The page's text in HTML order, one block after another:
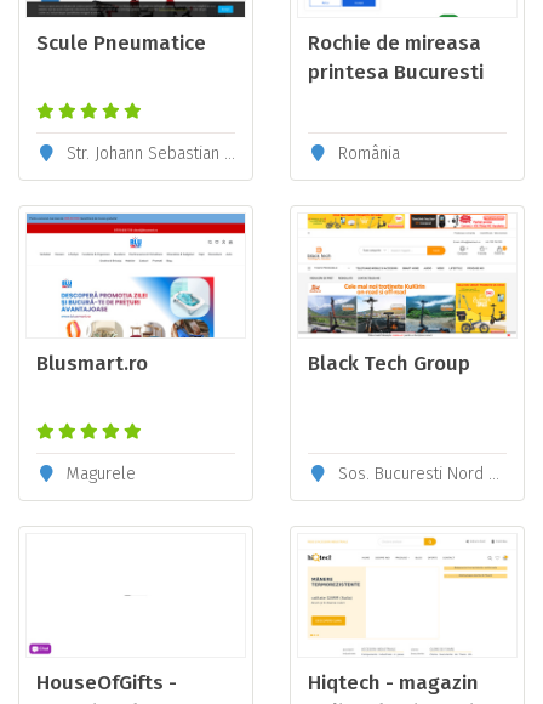
Scule Pneumatice
Str. Johann Sebastian Bach, nr. 7, Sector 2, București
Rochie de mireasa
printesa Bucuresti
România
Blusmart.ro
Magurele
Black Tech Group
Sos. Bucuresti Nord Nr. 10, Voluntari, Ilfov
HouseOfGifts -
Hiqtech - magazin